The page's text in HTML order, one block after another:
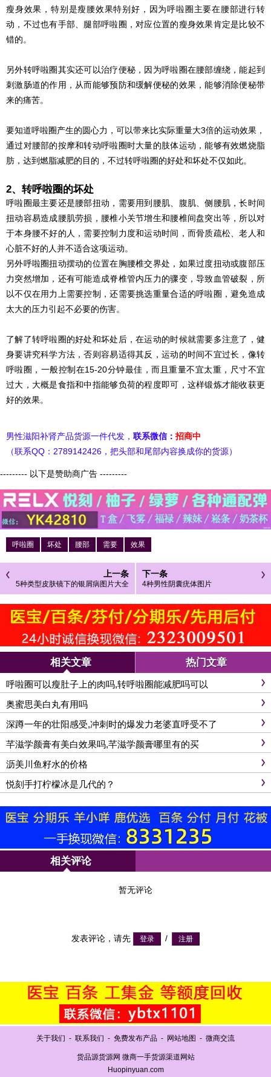
瘦身效果，特别是瘦腰效果特别好，因为呼啦圈主要在腰部进行转
动，不过也有手部、腿部呼啦圈，对应位置的瘦身效果肯定是比较不
错的。
另外转呼啦圈其实还可以治疗便秘，因为呼啦圈在腰部缠绕，能起到
刺激肠道的作用，从而能够预防和缓解便秘的效果，能够消除便秘带
来的痛苦。
要知道呼啦圈产生的圆心力，可以带来比实际重量大3倍的运动效果，
通过对腰部的按摩和转动呼啦圈时大量的肢体运动，能够有效燃烧脂
肪，达到燃脂减肥的目的，不过转呼啦圈的好处和坏处不仅如此。
2、转呼啦圈的坏处
呼啦圈最主要还是腰部扭动，需要用到腰肌、腹肌、侧腰肌，长时间
扭动容易造成腰肌劳损，腰椎小关节增生和腰椎间盘突出等，所以对
于本身腰不好的人，需要控制力度和运动时间，而骨质疏松、老人和
心脏不好的人并不适合这项运动。
另外呼啦圈扭动摆动的位置在胸腰椎交界处，如果过度扭动或腹部压
力突然增加，还有可能造成脊椎管内压力的骤变，导致血管破裂，所
以不仅在用力上需要控制，还需要挑选重量合适的呼啦圈，避免造成
太大的压力引起不必要的伤害。
了解了转呼啦圈的好处和坏处后，在运动的时候就需要多注意了，健
身要讲究科学方法，否则容易适得其反，运动的时间不宜过长，像转
呼啦圈，一般控制在15-20分钟最佳，而且重量不宜太重，尺寸不宜
过大，大概是食指和中指能够负荷的程度即可，这样锻炼才能收获更
好的效果。
男性滋阳补肾产品货源一件代发， 联系微信： 招商中
（联系QQ：2789142426，把头部和尾部内容换成你的货源）
--------- 以下是赞助商广告 ---------
呼啦圈 坏处 腰部 需要 效果
上一条
5种类型皮肤镜下的银屑病图片大全
下一条
4种男性阴囊疣体图片
相关文章 热门文章
呼啦圈可以瘦肚子上的肉吗,转呼啦圈能减肥吗可以
奥蜜思美白丸有用吗
深蹲一年的壮阳感受,冲刺时的爆发力老婆直呼受不了
芊滋学颜膏有美白效果吗,芊滋学颜膏哪里有的买
沥美川鱼籽水的价格
悦刻手打柠檬冰是几代的？
相关评论
暂无评论
发表评论，请先 /
关于我们 - 联系我们 - 免费发布产品 - 网站地图 - 微商交流
货品源货源网 微商一手货源渠道网站
Huopinyuan.com